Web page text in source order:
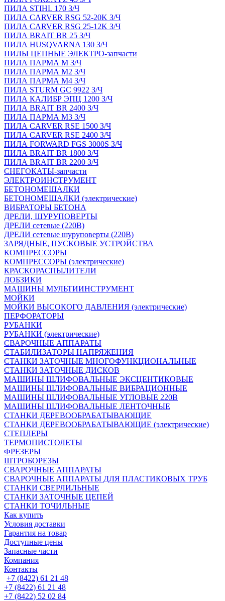
ПИЛА STIHL 170 З/Ч
ПИЛА CARVER RSG 52-20K З/Ч
ПИЛА CARVER RSG 25-12K З/Ч
ПИЛА BRAIT BR 25 З/Ч
ПИЛА HUSQVARNA 130 З/Ч
ПИЛЫ ЦЕПНЫЕ ЭЛЕКТРО-запчасти
ПИЛА ПАРМА М З/Ч
ПИЛА ПАРМА М2 З/Ч
ПИЛА ПАРМА М4 З/Ч
ПИЛА STURM GC 9922 З/Ч
ПИЛА КАЛИБР ЭПЦ 1200 З/Ч
ПИЛА BRAIT BR 2400 З/Ч
ПИЛА ПАРМА М3 З/Ч
ПИЛА CARVER RSE 1500 З/Ч
ПИЛА CARVER RSE 2400 З/Ч
ПИЛА FORWARD FGS 3000S З/Ч
ПИЛА BRAIT BR 1800 З/Ч
ПИЛА BRAIT BR 2200 З/Ч
СНЕГОКАТЫ-запчасти
ЭЛЕКТРОИНСТРУМЕНТ
БЕТОНОМЕШАЛКИ
БЕТОНОМЕШАЛКИ (электрические)
ВИБРАТОРЫ БЕТОНА
ДРЕЛИ, ШУРУПОВЕРТЫ
ДРЕЛИ сетевые (220В)
ДРЕЛИ сетевые шуруповерты (220В)
ЗАРЯДНЫЕ, ПУСКОВЫЕ УСТРОЙСТВА
КОМПРЕССОРЫ
КОМПРЕССОРЫ (электрические)
КРАСКОРАСПЫЛИТЕЛИ
ЛОБЗИКИ
МАШИНЫ МУЛЬТИИНСТРУМЕНТ
МОЙКИ
МОЙКИ ВЫСОКОГО ДАВЛЕНИЯ (электрические)
ПЕРФОРАТОРЫ
РУБАНКИ
РУБАНКИ (электрические)
СВАРОЧНЫЕ АППАРАТЫ
СТАБИЛИЗАТОРЫ НАПРЯЖЕНИЯ
СТАНКИ ЗАТОЧНЫЕ МНОГОФУНКЦИОНАЛЬНЫЕ
СТАНКИ ЗАТОЧНЫЕ ДИСКОВ
МАШИНЫ ШЛИФОВАЛЬНЫЕ ЭКСЦЕНТИКОВЫЕ
МАШИНЫ ШЛИФОВАЛЬНЫЕ ВИБРАЦИОННЫЕ
МАШИНЫ ШЛИФОВАЛЬНЫЕ УГЛОВЫЕ 220В
МАШИНЫ ШЛИФОВАЛЬНЫЕ ЛЕНТОЧНЫЕ
СТАНКИ ДЕРЕВООБРАБАТЫВАЮЩИЕ
СТАНКИ ДЕРЕВООБРАБАТЫВАЮЩИЕ (электрические)
СТЕПЛЕРЫ
ТЕРМОПИСТОЛЕТЫ
ФРЕЗЕРЫ
ШТРОБОРЕЗЫ
СВАРОЧНЫЕ АППАРАТЫ
СВАРОЧНЫЕ АППАРАТЫ ДЛЯ ПЛАСТИКОВЫХ ТРУБ
СТАНКИ СВЕРЛИЛЬНЫЕ
СТАНКИ ЗАТОЧНЫЕ ЦЕПЕЙ
СТАНКИ ТОЧИЛЬНЫЕ
Как купить
Условия доставки
Гарантия на товар
Доступные цены
Запасные части
Компания
Контакты
+7 (8422) 61 21 48
+7 (8422) 61 21 48
+7 (8422) 52 02 84